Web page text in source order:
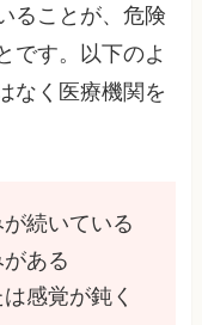
ることが、危険
です。以下のよ
なく医療機関を
続いている
ある
感覚が鈍く